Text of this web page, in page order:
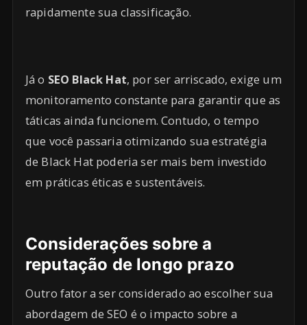
rapidamente sua classificação.
Já o SEO Black Hat, por ser arriscado, exige um
monitoramento constante para garantir que as
táticas ainda funcionem. Contudo, o tempo
que você passaria otimizando sua estratégia
de Black Hat poderia ser mais bem investido
em práticas éticas e sustentáveis.
Considerações sobre a
reputação de longo prazo
Outro fator a ser considerado ao escolher sua
abordagem de SEO é o impacto sobre a